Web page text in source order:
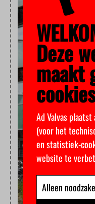
Deze
maakt
Ad Valvas
(voor het
en statistiek-
website te
Alleen